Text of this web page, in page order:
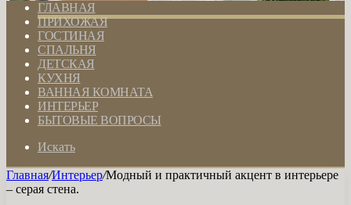
ГЛАВНАЯ
ПРИХОЖАЯ
ГОСТИНАЯ
СПАЛЬНЯ
ДЕТСКАЯ
КУХНЯ
ВАННАЯ КОМНАТА
ИНТЕРЬЕР
БЫТОВЫЕ ВОПРОСЫ
Искать
Главная/Интерьер/Модный и практичный акцент в интерьере
– серая стена.